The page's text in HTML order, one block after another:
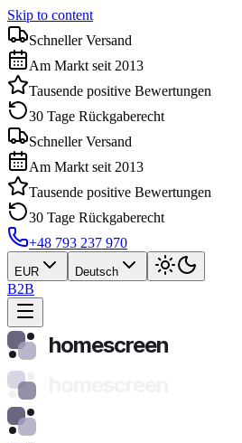
Skip to content
Schneller Versand
Am Markt seit 2013
Tausende positive Bewertungen
30 Tage Rückgaberecht
Schneller Versand
Am Markt seit 2013
Tausende positive Bewertungen
30 Tage Rückgaberecht
+48 793 237 970
EUR Deutsch
B2B
homescreen